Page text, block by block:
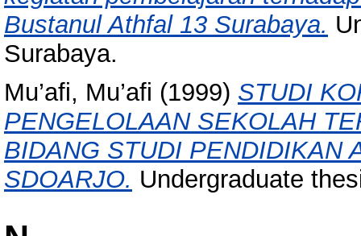
Bustanul Athfal 13 Surabaya.
Surabaya.
Mu’afi, Mu’afi (1999) STUDI
PENGELOLAAN SEKOLAH
BIDANG STUDI PENDIDIKAN
SDOARJO. Undergraduate